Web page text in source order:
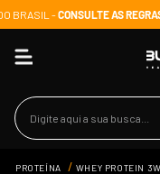
BRASIL -CONSULTE AS
Digite aqui a sua
PROTEÍNA WHEY PROTEIN